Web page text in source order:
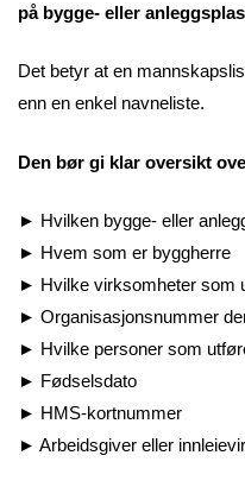
på bygge- eller
Det betyr at en
enn en enkel navneliste.
Den bør gi klar oversikt
► Hvilken bygge- eller
► Hvem som er byggherre
► Hvilke virksomheter som
► Organisasjonsnummer
► Hvilke personer som
► Fødselsdato
► HMS-kortnummer
► Arbeidsgiver eller